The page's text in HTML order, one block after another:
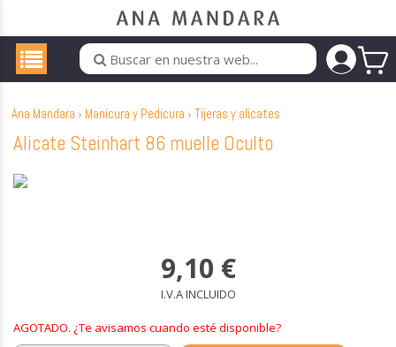
Ana Mandara Manicura y Pedicura Tijeras y alicates
Alicate Steinhart 86 muelle Oculto
AGOTADO. ¿Te avisamos cuando esté disponible?
9,10 €
I.V.A INCLUIDO